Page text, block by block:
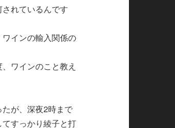
されているんです
ワインの輸入関係の
ワインのこと教え
が、深夜2時まで
すっかり綾子と打